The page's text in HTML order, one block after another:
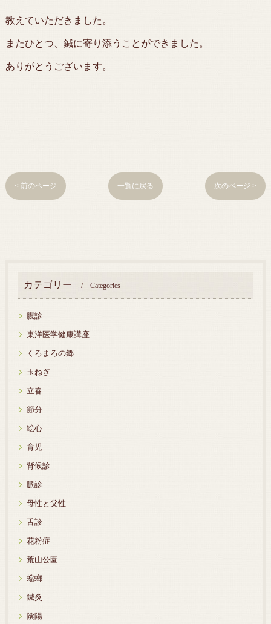
教えていただきました。
またひとつ、鍼に寄り添うことができました。
ありがとうございます。
< 前のページ 一覧に戻る 次のページ >
カテゴリー Categories
腹診
東洋医学健康講座
くろまろの郷
玉ねぎ
立春
節分
絵心
育児
背候診
脈診
母性と父性
舌診
花粉症
荒山公園
蟷螂
鍼灸
陰陽